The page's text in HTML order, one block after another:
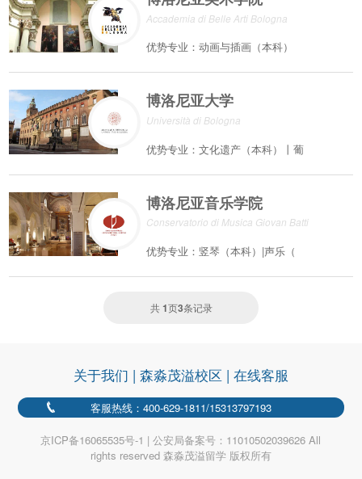
Accademia di Belle Arti Bologna
优势专业：动画与插画（本科）
博洛尼亚大学
Università di Bologna
优势专业：文化遗产（本科）丨葡
博洛尼亚音乐学院
Conservatorio di Musica Giovan Batti
优势专业：竖琴（本科）|声乐（
共1页3条记录
关于我们 | 森淼茂溢校区 | 在线客服
客服热线：400-629-1811/15313797193
京ICP备16065535号-1 | 公安局备案号：11010502039626 All
rights reserved 森淼茂溢留学 版权所有